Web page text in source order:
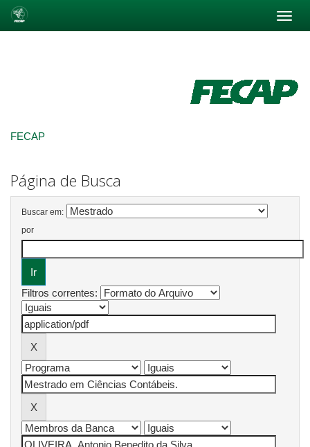
FECAP
Página de Busca
Buscar em:
por
Filtros correntes: